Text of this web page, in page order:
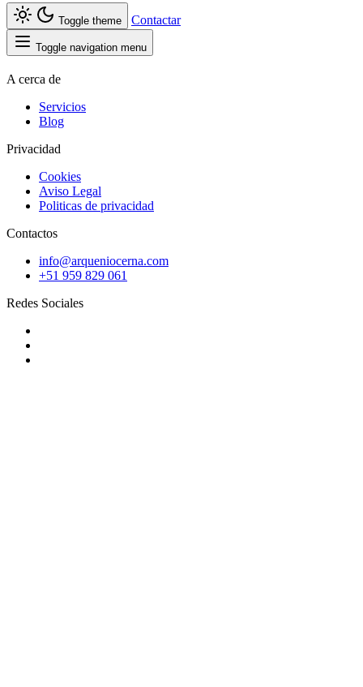
Toggle theme Contactar
Toggle navigation menu
A cerca de
Servicios
Blog
Privacidad
Cookies
Aviso Legal
Politicas de privacidad
Contactos
info@arqueniocerna.com
+51 959 829 061
Redes Sociales